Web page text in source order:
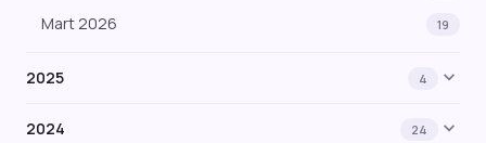
Mart 2026 19
2025 4 expand_more
2024 24 expand_more